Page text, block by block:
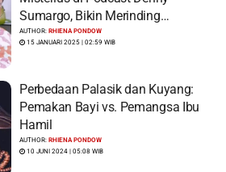
Sumargo, Bikin Merinding…
AUTHOR:RHIENA PONDOW
15 JANUARI 2025 | 02:59 WIB
Perbedaan Palasik dan Kuyang:
Pemakan Bayi vs. Pemangsa Ibu
Hamil
AUTHOR:RHIENA PONDOW
10 JUNI 2024 | 05:08 WIB